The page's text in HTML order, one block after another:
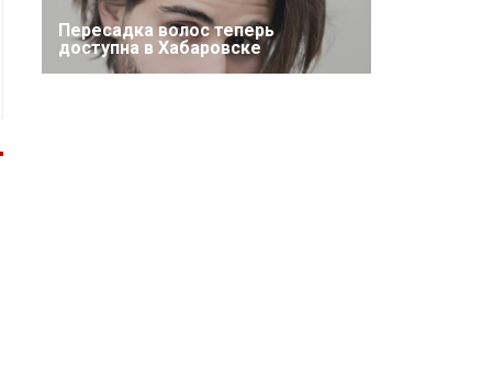
Пересадка волос теперь
доступна в Хабаровске